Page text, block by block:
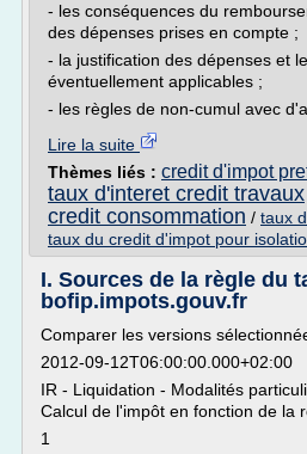
- les conséquences du
des dépenses prises en compte ;
- la justification des dépenses et
éventuellement applicables ;
- les règles de non-cumul avec
Lire la suite
Thèmes liés : credit d'impot
taux d'interet credit travaux
credit consommation / taux
taux du credit d'impot pour
I. Sources de la règle du
bofip.impots.gouv.fr
Comparer les versions
2012-09-12T06:00:00.000+02:00
IR - Liquidation - Modalités
Calcul de l'impôt en fonction de la
1